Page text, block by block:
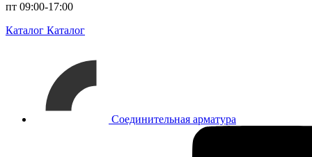
пт 09:00-17:00
Каталог Каталог
Соединительная арматура